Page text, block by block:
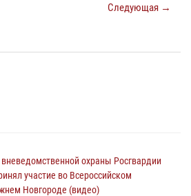
Следующая →
охраны Росгвардии
участие во Всероссийском
Новгороде (видео)